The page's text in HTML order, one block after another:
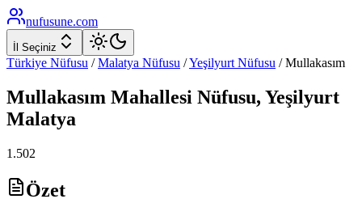
nufusune.com
İl Seçiniz
Türkiye Nüfusu / Malatya Nüfusu /Yeşilyurt Nüfusu /Mullakasım
Mullakasım Mahallesi Nüfusu, Yeşilyurt
Malatya
1.502
Özet